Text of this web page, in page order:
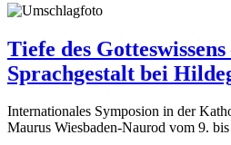
Tiefe des
Sprachgestalt bei
Internationales Symposion in der
Maurus Wiesbaden-Naurod vom 9.